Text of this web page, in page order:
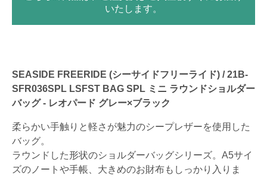
いたします。
SEASIDE FREERIDE (シーサイドフリーライド) / 21B-
SFR036SPL LSFST BAG SPL ミニ ラウンドショルダー
バッグ - レオパード グレー×ブラック
柔らかい手触りと軽さが魅力のシープレザーを使用した
バッグ。
ラウンドした形状のショルダーバッグシリーズ。A5サイ
ズのノートや手帳、大きめのお財布もしっかり入りま